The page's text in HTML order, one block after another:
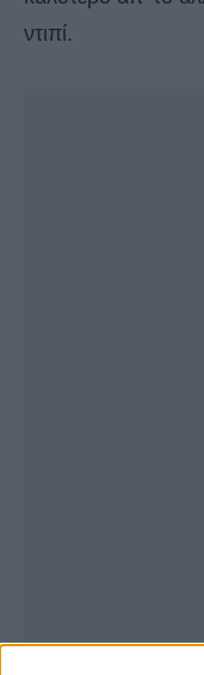
ντιπί.